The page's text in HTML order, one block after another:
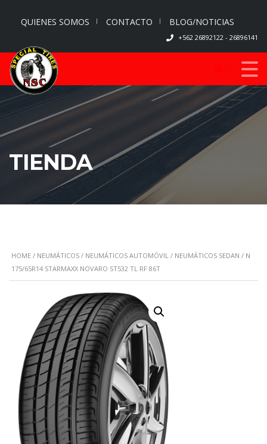
QUIENES SOMOS CONTACTO BLOG/NOTICIAS
+562 26892122 - 26896141
TIENDA
HOME / NEUMÁTICOS / NEUMÁTICOS AUTOMÓVIL / NEUMÁTICOS SEDAN / N
175/65R14 STARMAXX NOVARO ST532 TL RF 86T